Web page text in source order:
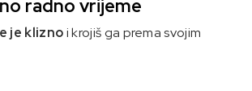
radno vrijeme
je kliznoi krojiš ga prema svojim